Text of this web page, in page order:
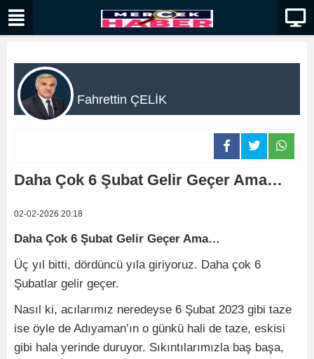
Fahrettin ÇELİK
Daha Çok 6 Şubat Gelir Geçer Ama…
02-02-2026 20:18
Daha Çok 6 Şubat Gelir Geçer Ama…
Üç yıl bitti, dördüncü yıla giriyoruz. Daha çok 6
Şubatlar gelir geçer.
Nasıl ki, acılarımız neredeyse 6 Şubat 2023 gibi taze
ise öyle de Adıyaman’ın o günkü hali de taze, eskisi
gibi hala yerinde duruyor. Sıkıntılarımızla baş başa,